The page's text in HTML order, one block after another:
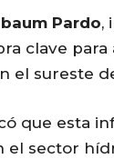
Pardo,
clave
el sureste
que esta
sector